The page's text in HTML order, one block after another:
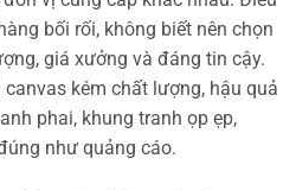
bối rối, không biết nên chọn
giá xưởng và đáng tin cậy.
kém chất lượng, hậu quả
phai, khung tranh ọp ẹp,
như quảng cáo.